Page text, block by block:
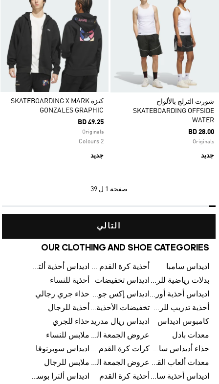
شورت التزلج بالألواح
SKATEBOARDING OFFSIDE
WATER
BD 28.00
Originals
جديد
كنزة SKATEBOARDING X MARK
GONZALES GRAPHIC
BD 49.25
Originals
2 Colours
جديد
صفحة 1 ل 39
التالي
OUR CLOTHING AND SHOE CATEGORIES
اديداس سامبا أحذية كرة القدم للرجال
اديداس أحذية ألترا بوست للرجال
بدلات رياضية للرجال اديداس تخفيضات
أحذية للنساء
اديداس أحذية أورجينالز
اديداس إكس جود بيلينغهام حذاء جري رجالي
أحذية تدريب للرجال
تخفيضات الأحذية للرجال أحذية للرجال
كامبوس اديداس
اديداس ريال مدريد حذاء للجري
معدات بادل
عروض الجمعة البيضاء للرجال ملابس للنساء
حذاء أديداس سامبا للأطفال
كرات كرة القدم للرجال اديداس سوبرنوفا
معدات ألعاب القوى
عروض الجمعة البيضاء للسيدات ملابس للرجال
اديداس أحذية سامبا للنساء أحذية كرة القدم
اديداس ألترا بوست